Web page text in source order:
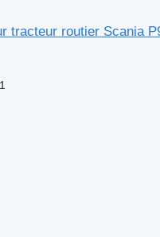
tracteur routier Scania